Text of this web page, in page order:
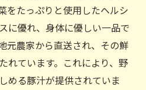
をたっぷりと使用したヘルシ
に優れ、身体に優しい一品で
元農家から直送され、その鮮
れています。これにより、野
める豚汁が提供されていま